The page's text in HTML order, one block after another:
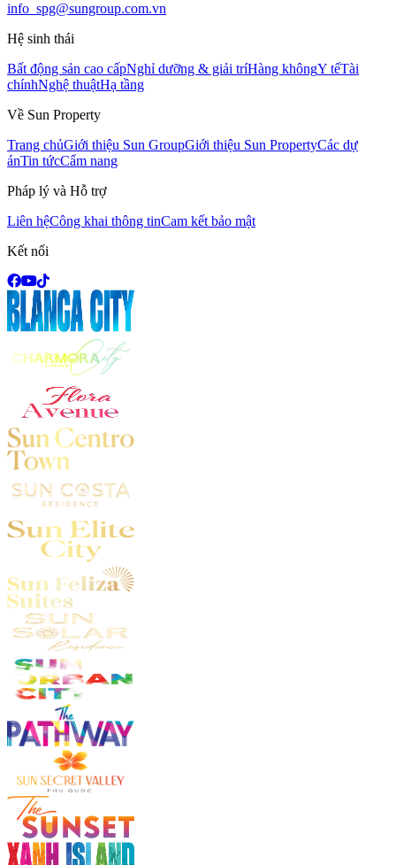
info_spg@sungroup.com.vn
Hệ sinh thái
Bất động sản cao cấpNghỉ dưỡng & giải tríHàng khôngY tếTài
chínhNghệ thuậtHạ tầng
Về Sun Property
Trang chủGiới thiệu Sun GroupGiới thiệu Sun PropertyCác dự
ánTin tứcCẩm nang
Pháp lý và Hỗ trợ
Liên hệCông khai thông tinCam kết bảo mật
Kết nối